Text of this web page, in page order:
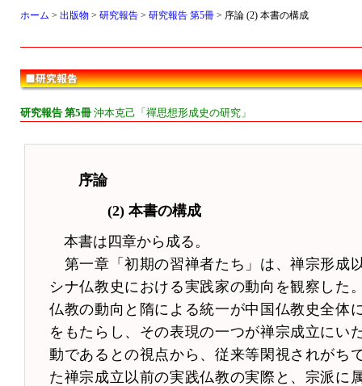
ホーム > 出版物 > 研究報告 > 研究報告 第5冊 > 序論 (2) 本書の構成
研究報告 第5冊 沖本克己「禪思想形成史の研究」
序論
(2) 本書の構成
本書は四章から成る。
第一章「初期の習禅者たち」は、禅宗形成
シナ仏教史における実践家の動向を観察した
仏教の動向と隋による統一が中国仏教史全体
をもたらし、その表現の一つが禅宗成立にい
動であるとの視点から、従来等閑視されがち
た禅宗成立以前の実践仏教の実際と、宗派に